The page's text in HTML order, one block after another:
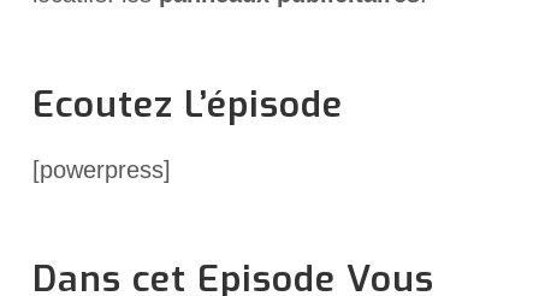
Ecoutez L’épisode
[powerpress]
Dans cet Episode Vous